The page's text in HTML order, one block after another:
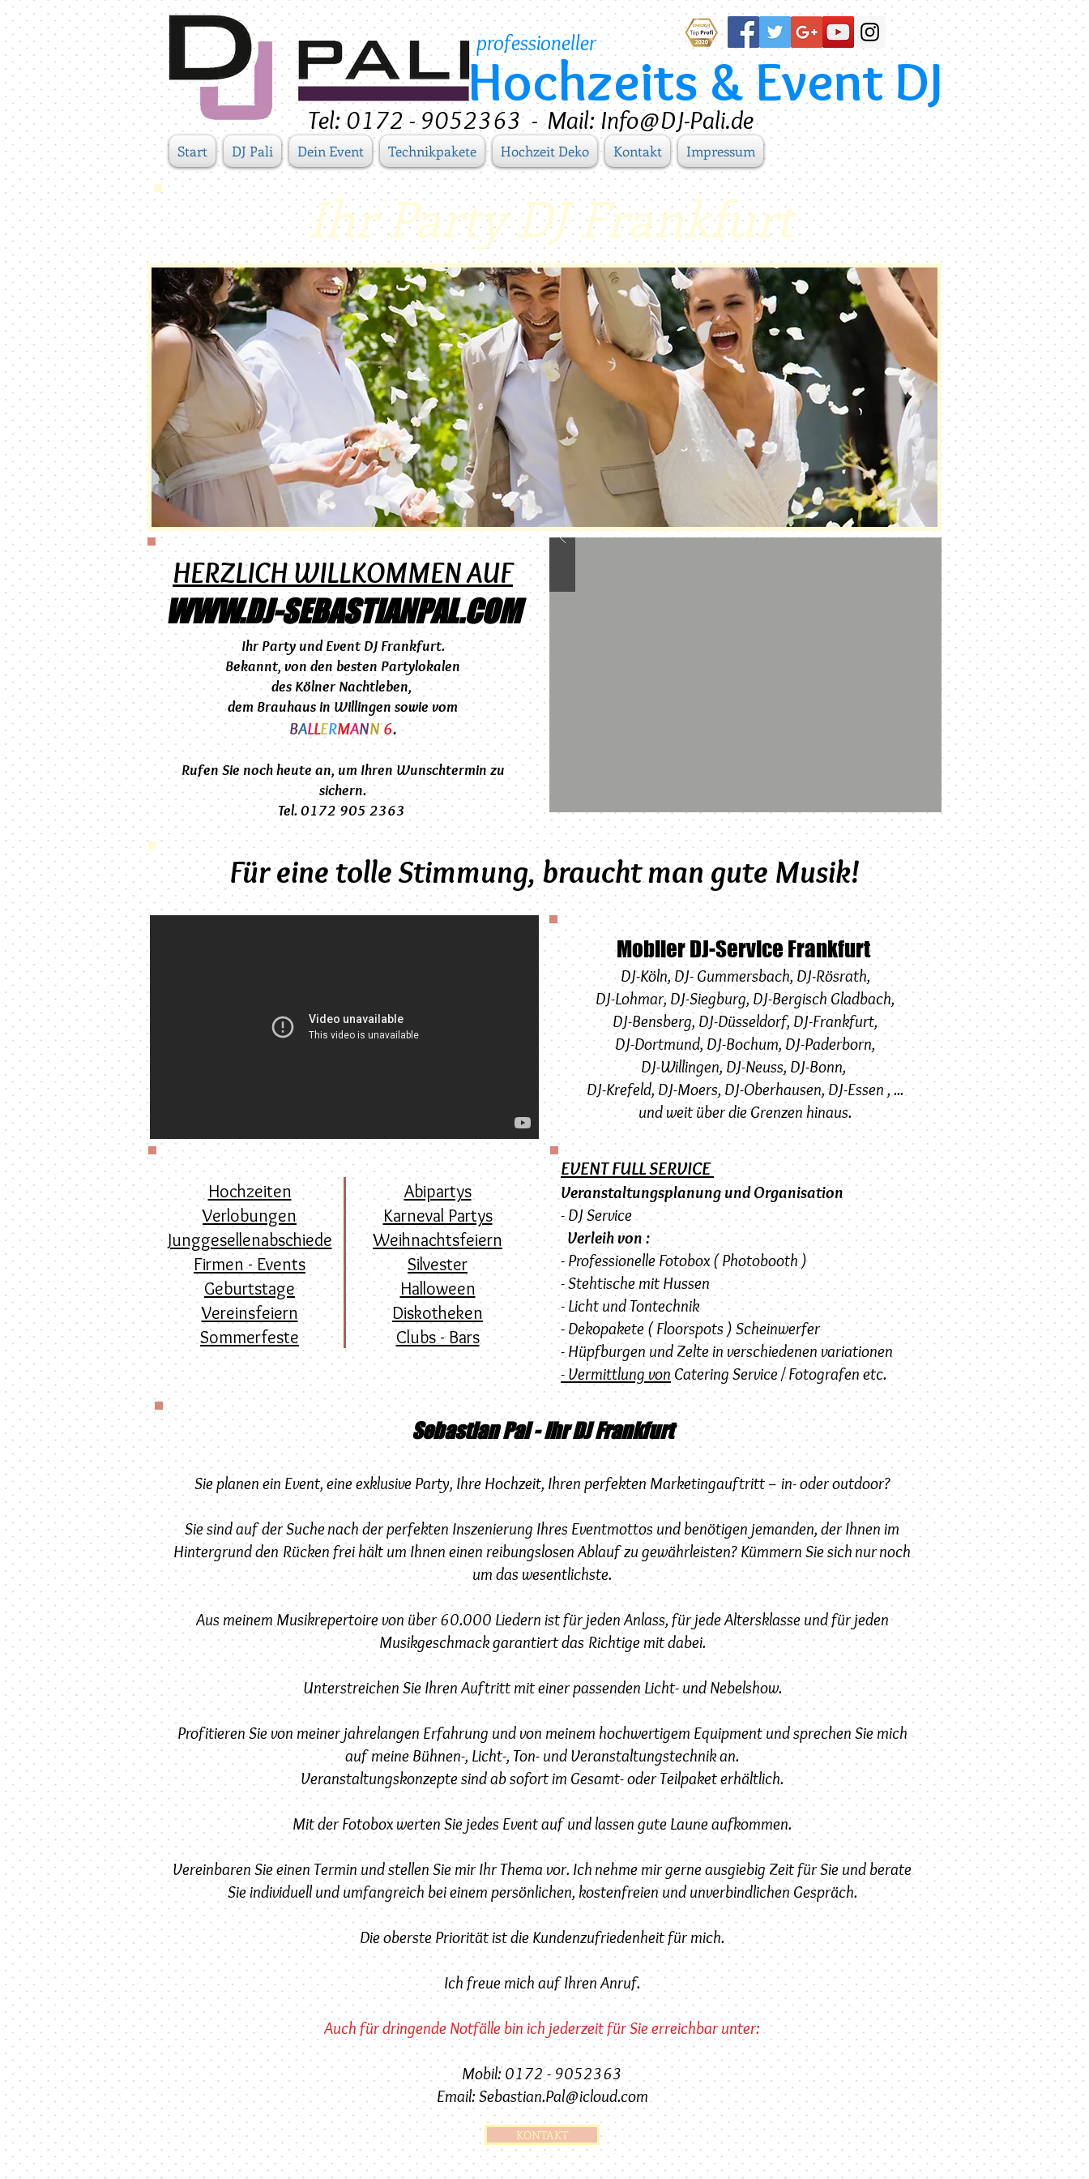
Hochzeits & Event DJ
Tel: 0172 - 9052363-Mail: Info@DJ-Pali.de
professioneller
Start DJ Pali Dein Event Technikpakete Hochzeit Deko Kontakt Impressum
Ihr Party DJ Frankfurt
HERZLICH WILLKOMMEN AUF
WWW.DJ-SEBASTIANPAL.COM
Ihr Party undEvent DJ Frankfurt.
Bekannt, von den besten Partylokalen
des Kölner Nachtleben,
demBrauhaus in Willingen sowie vom
BALLERMANN 6.
Rufen Sie noch heute an, um Ihren Wunschtermin zu
sichern.
Tel. 0172 905 2363
Für eine tolle Stimmung, braucht man gute Musik!
Hochzeiten
Verlobungen
Junggesellenabschiede
Firmen - Events
Geburtstage
Vereinsfeiern
Sommerfeste
Abipartys
Karneval Partys
Weihnachtsfeiern
Silvester
Halloween
Diskotheken
Clubs - Bars
Mobiler DJ-Service Frankfurt
DJ-Köln,DJ-Gummersbach, DJ-Rösrath,
DJ-Lohmar, DJ-Siegburg,DJ-Bergisch Gladbach,
DJ-Bensberg, DJ-Düsseldorf,DJ-Frankfurt,
DJ-Dortmund, DJ-Bochum, DJ-Paderborn,
DJ-Willingen, DJ-Neuss, DJ-Bonn,
DJ-Krefeld, DJ-Moers,DJ-Oberhausen,DJ-Essen, ...
und weit über die Grenzen hinaus.
EVENT FULL SERVICE
Veranstaltungsplanung und Organisation
- DJ Service
Verleih von :
- Professionelle Fotobox ( Photobooth )
- Stehtische mit Hussen
- Licht und Tontechnik
- Dekopakete ( Floorspots ) Scheinwerfer
- Hüpfburgen und Zelte in verschiedenen variationen
- Vermittlung vonCatering Service / Fotografen etc.
Sebastian Pal - Ihr DJ Frankfurt
Sie planen ein Event, eine exklusive Party, Ihre Hochzeit, Ihren perfekten Marketingauftritt – in- oder outdoor?
Sie sind auf der Suche nach der perfekten Inszenierung Ihres Eventmottos und benötigen jemanden, der Ihnen im
Hintergrund den Rücken frei hält um Ihnen einen reibungslosen Ablauf zu gewährleisten? Kümmern Sie sich nur noch
um das wesentlichste.
Aus meinem Musikrepertoire von über 60.000 Liedern ist für jeden Anlass, für jede Altersklasse und für jeden
Musikgeschmack garantiert das Richtige mit dabei.
Unterstreichen Sie Ihren Auftritt mit einer passenden Licht- und Nebelshow.
Profitieren Sie von meiner jahrelangen Erfahrung und von meinem hochwertigem Equipment und sprechen Sie mich
auf meine Bühnen-, Licht-, Ton- und Veranstaltungstechnik an.
Veranstaltungskonzepte sind ab sofort im Gesamt- oder Teilpaket erhältlich.
Mit der Fotobox werten Sie jedes Event auf und lassen gute Laune aufkommen.
Vereinbaren Sie einen Termin und stellen Sie mir Ihr Thema vor. Ich nehme mir gerne ausgiebig Zeit für Sie und berate
Sie individuell und umfangreich bei einem persönlichen, kostenfreien und unverbindlichen Gespräch.
Die oberste Priorität ist die Kundenzufriedenheit für mich.
Ich freue mich auf Ihren Anruf.
Auch für dringende Notfälle bin ich jederzeit für Sie erreichbar unter:
Mobil: 0172 - 9052363
Email: Sebastian.Pal@icloud.com
KONTAKT